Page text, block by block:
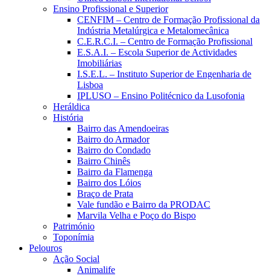
Ensino Profissional e Superior
CENFIM – Centro de Formação Profissional da
Indústria Metalúrgica e Metalomecânica
C.E.R.C.I. – Centro de Formação Profissional
E.S.A.I. – Escola Superior de Actividades
Imobiliárias
I.S.E.L. – Instituto Superior de Engenharia de
Lisboa
IPLUSO – Ensino Politécnico da Lusofonia
Heráldica
História
Bairro das Amendoeiras
Bairro do Armador
Bairro do Condado
Bairro Chinês
Bairro da Flamenga
Bairro dos Lóios
Braço de Prata
Vale fundão e Bairro da PRODAC
Marvila Velha e Poço do Bispo
Património
Toponímia
Pelouros
Ação Social
Animalife